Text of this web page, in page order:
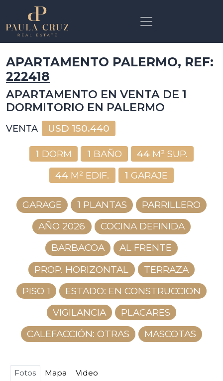
APARTAMENTO PALERMO, REF:
222418
APARTAMENTO EN VENTA DE 1
DORMITORIO EN PALERMO
VENTA USD 150.440
1 DORM 1 BAÑO 44M² SUP.
44 M² EDIF. 1 GARAJE
GARAGE 1 PLANTAS
PARRILLERO
AÑO 2026
COCINA DEFINIDA
BARBACOA
AL FRENTE
PROP. HORIZONTAL
TERRAZA
PISO 1
ESTADO: EN CONSTRUCCION
VIGILANCIA
PLACARES
CALEFACCIÓN: OTRAS
MASCOTAS
Fotos Mapa Video